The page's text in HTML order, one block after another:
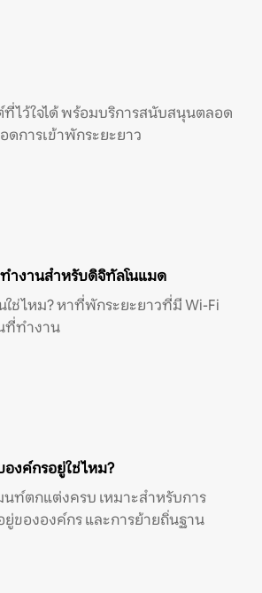
ที่ไว้ใจได้ พร้อมบริการสนับสนุนตลอด
ดการเข้าพักระยะยาว
ำงานสำหรับดิจิทัลโนแมด
ใช่ไหม? หาที่พักระยะยาวที่มี Wi-Fi
ที่ทำงาน
งค์กรอยู่ใช่ไหม?
ท์ตกแต่งครบ เหมาะสำหรับการ
ขององค์กร และการย้ายถิ่นฐาน